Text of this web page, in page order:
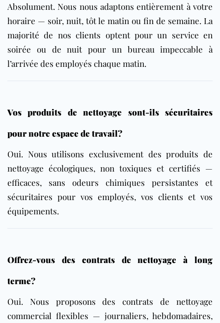
Absolument. Nous nous adaptons entièrement à votre
horaire — soir, nuit, tôt le matin ou fin de semaine. La
majorité de nos clients optent pour un service en
soirée ou de nuit pour un bureau impeccable à
l’arrivée des employés chaque matin.
Vos produits de nettoyage sont-ils sécuritaires
pour notre espace de travail?
Oui. Nous utilisons exclusivement des produits de
nettoyage écologiques, non toxiques et certifiés —
efficaces, sans odeurs chimiques persistantes et
sécuritaires pour vos employés, vos clients et vos
équipements.
Offrez-vous des contrats de nettoyage à long
terme?
Oui. Nous proposons descontrats de nettoyage
commercial flexibles — journaliers, hebdomadaires,